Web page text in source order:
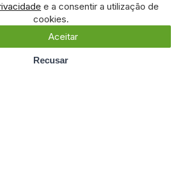
e a consentir a utilização de
cookies.
Aceitar
Recusar